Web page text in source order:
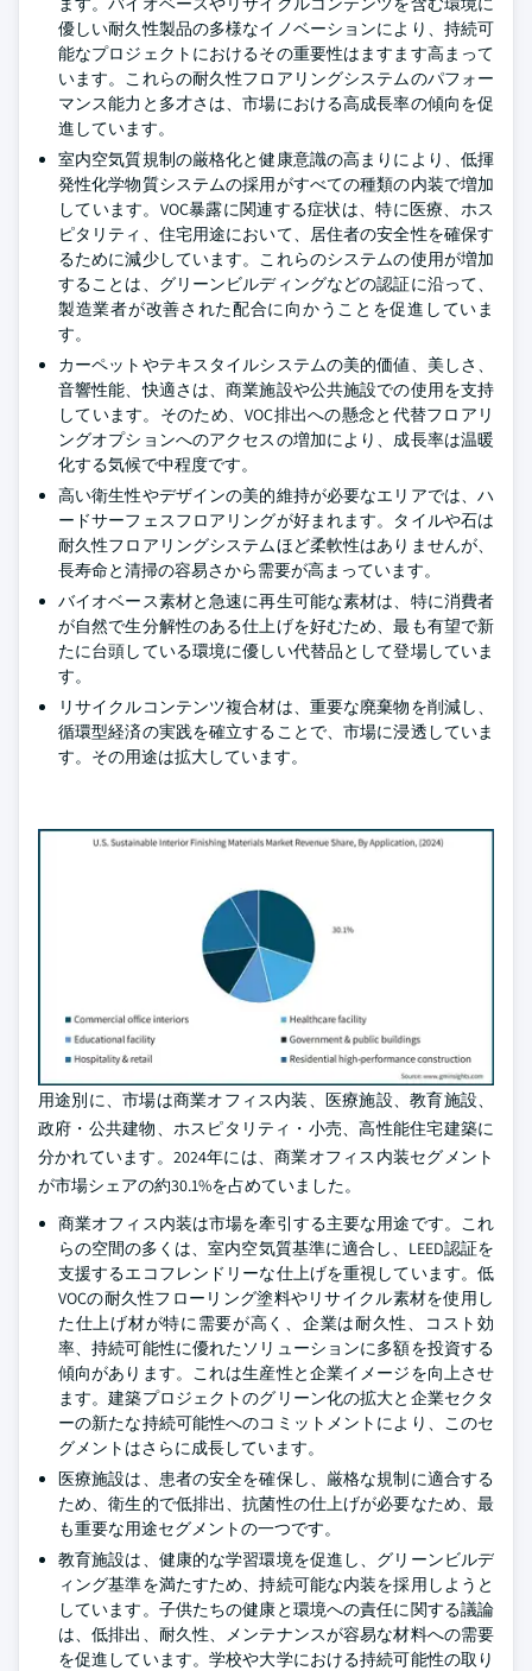
優しい耐久性製品の多様なイノベーションにより、持続可
能なプロジェクトにおけるその重要性はますます高まって
います。これらの耐久性フロアリングシステムのパフォー
マンス能力と多才さは、市場における高成長率の傾向を促
進しています。
室内空気質規制の厳格化と健康意識の高まりにより、低揮
発性化学物質システムの採用がすべての種類の内装で増加
しています。VOC暴露に関連する症状は、特に医療、ホス
ピタリティ、住宅用途において、居住者の安全性を確保す
るために減少しています。これらのシステムの使用が増加
することは、グリーンビルディングなどの認証に沿って、
製造業者が改善された配合に向かうことを促進していま
す。
カーペットやテキスタイルシステムの美的価値、美しさ、
音響性能、快適さは、商業施設や公共施設での使用を支持
しています。そのため、VOC排出への懸念と代替フロアリ
ングオプションへのアクセスの増加により、成長率は温暖
化する気候で中程度です。
高い衛生性やデザインの美的維持が必要なエリアでは、ハ
ードサーフェスフロアリングが好まれます。タイルや石は
耐久性フロアリングシステムほど柔軟性はありませんが、
長寿命と清掃の容易さから需要が高まっています。
バイオベース素材と急速に再生可能な素材は、特に消費者
が自然で生分解性のある仕上げを好むため、最も有望で新
たに台頭している環境に優しい代替品として登場していま
す。
リサイクルコンテンツ複合材は、重要な廃棄物を削減し、
循環型経済の実践を確立することで、市場に浸透していま
す。その用途は拡大しています。
用途別に、市場は商業オフィス内装、医療施設、教育施設、
政府・公共建物、ホスピタリティ・小売、高性能住宅建築に
分かれています。2024年には、商業オフィス内装セグメント
が市場シェアの約30.1%を占めていました。
商業オフィス内装は市場を牽引する主要な用途です。これ
らの空間の多くは、室内空気質基準に適合し、LEED認証を
支援するエコフレンドリーな仕上げを重視しています。低
VOCの耐久性フローリング塗料やリサイクル素材を使用し
た仕上げ材が特に需要が高く、企業は耐久性、コスト効
率、持続可能性に優れたソリューションに多額を投資する
傾向があります。これは生産性と企業イメージを向上させ
ます。建築プロジェクトのグリーン化の拡大と企業セクタ
ーの新たな持続可能性へのコミットメントにより、このセ
グメントはさらに成長しています。
医療施設は、患者の安全を確保し、厳格な規制に適合する
ため、衛生的で低排出、抗菌性の仕上げが必要なため、最
も重要な用途セグメントの一つです。
教育施設は、健康的な学習環境を促進し、グリーンビルデ
ィング基準を満たすため、持続可能な内装を採用しようと
しています。子供たちの健康と環境への責任に関する議論
は、低排出、耐久性、メンテナンスが容易な材料への需要
を促進しています。学校や大学における持続可能性の取り